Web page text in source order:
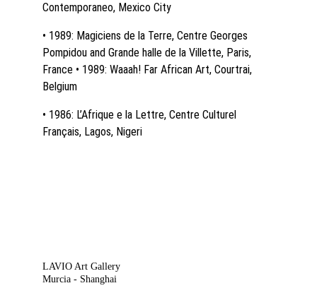
Contemporaneo, Mexico City
• 1989: Magiciens de la Terre, Centre Georges
Pompidou and Grande halle de la Villette, Paris,
France • 1989: Waaah! Far African Art, Courtrai,
Belgium
• 1986: L’Afrique e la Lettre, Centre Culturel
Français, Lagos, Nigeri
LAVIO Art Gallery
Murcia - Shanghai